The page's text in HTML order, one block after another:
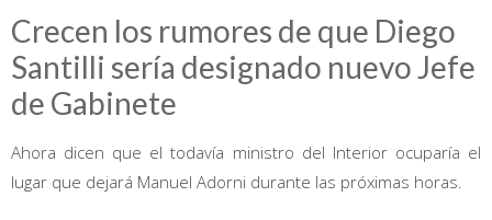
Crecen los rumores de que Diego
Santilli sería designado nuevo Jefe
de Gabinete
Ahora dicen que el todavía ministro del Interior ocuparía el
lugar que dejará Manuel Adorni durante las próximas horas.